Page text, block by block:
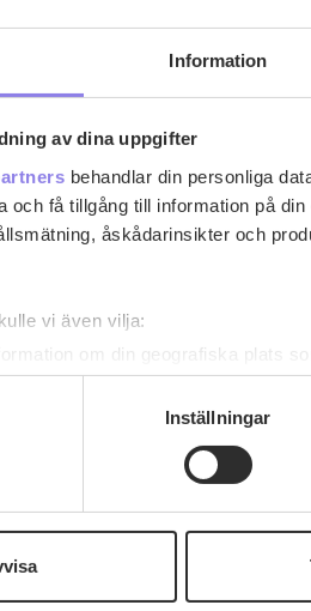
Information
av dina uppgifter
behandlar din personliga
och få tillgång till information på
åskådarinsikter och
vi även vilja:
om din geografiska plats
enhet genom att aktivt skanna
hur dina personliga uppgifter
samtycke när som helst från
besöka webbplatsen intygar du
Inställningar